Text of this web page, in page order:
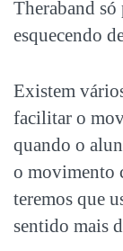
Theraband
esquecendo
Existem
facilitar o
quando o
o movimento
teremos que
sentido mais